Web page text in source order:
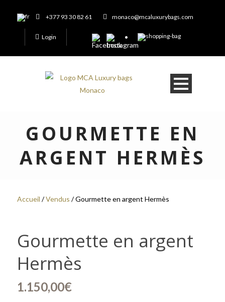
+377 93 30 82 61 monaco@mcaluxurybags.com
Login
GOURMETTE EN
ARGENT HERMÈS
Accueil /Vendus / Gourmette en argent Hermès
Gourmette en argent
Hermès
1.150,00€